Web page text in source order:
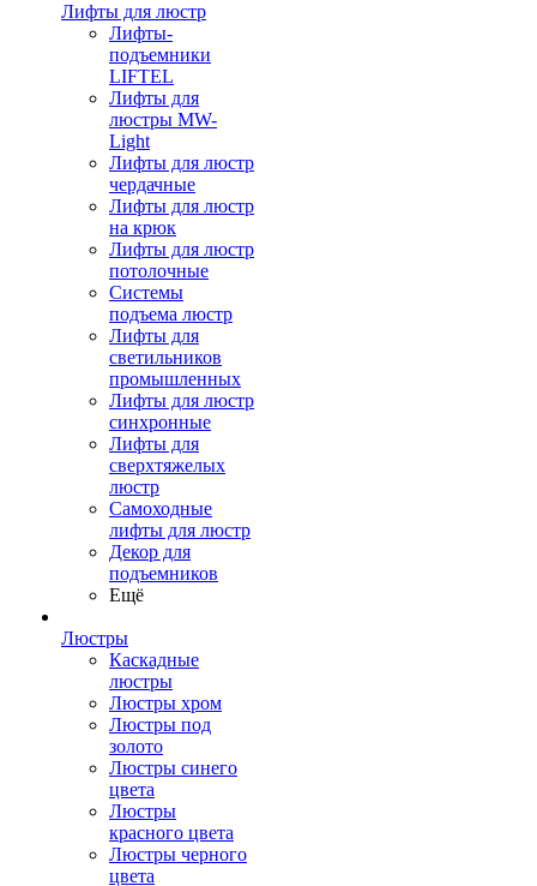
Лифты для люстр
Лифты-
подъемники
LIFTEL
Лифты для
люстры MW-
Light
Лифты для люстр
чердачные
Лифты для люстр
на крюк
Лифты для люстр
потолочные
Системы
подъема люстр
Лифты для
светильников
промышленных
Лифты для люстр
синхронные
Лифты для
сверхтяжелых
люстр
Самоходные
лифты для люстр
Декор для
подъемников
Ещё
Люстры
Каскадные
люстры
Люстры хром
Люстры под
золото
Люстры синего
цвета
Люстры
красного цвета
Люстры черного
цвета